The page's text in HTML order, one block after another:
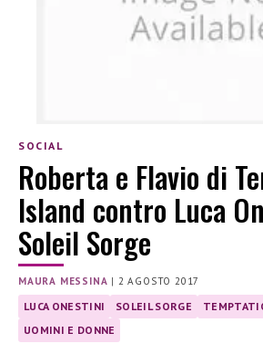
SOCIAL
Roberta e Flavio di
Island contro Luca
Soleil Sorge
MAURA MESSINA | 2 AGOSTO 2017
LUCA ONESTINI SOLEIL SORGE
UOMINI E DONNE